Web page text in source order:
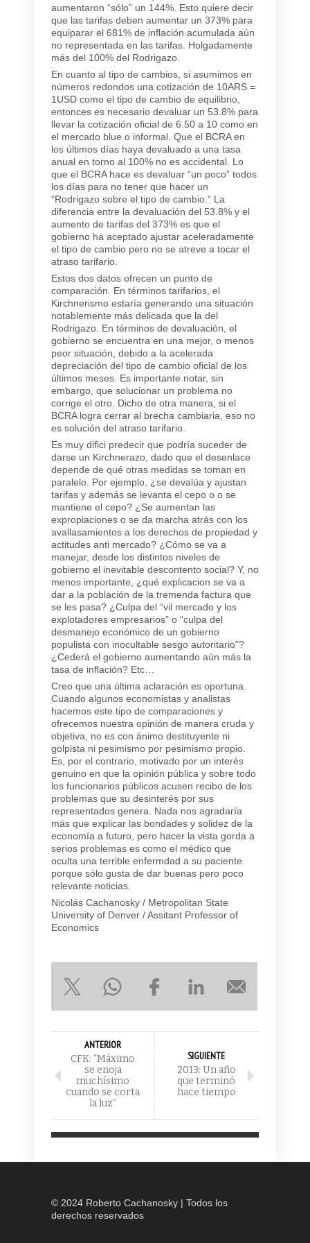
aumentaron “sólo” un 144%. Esto quiere decir
que las tarifas deben aumentar un 373% para
equiparar el 681% de inflación acumulada aún
no representada en las tarifas. Holgadamente
más del 100% del Rodrigazo.
En cuanto al tipo de cambios, si asumimos en
números redondos una cotización de 10ARS =
1USD como el tipo de cambio de equilibrio,
entonces es necesario devaluar un 53.8% para
llevar la cotización oficial de 6.50 a 10 como en
el mercado blue o informal. Que el BCRA en
los últimos días haya devaluado a una tasa
anual en torno al 100% no es accidental. Lo
que el BCRA hace es devaluar “un poco” todos
los días para no tener que hacer un
“Rodrigazo sobre el tipo de cambio.” La
diferencia entre la devaluación del 53.8% y el
aumento de tarifas del 373% es que el
gobierno ha aceptado ajustar aceleradamente
el tipo de cambio pero no se atreve a tocar el
atraso tarifario.
Estos dos datos ofrecen un punto de
comparación. En términos tarifarios, el
Kirchnerismo estaría generando una situación
notablemente más delicada que la del
Rodrigazo. En términos de devaluación, el
gobierno se encuentra en una mejor, o menos
peor situación, debido a la acelerada
depreciación del tipo de cambio oficial de los
últimos meses. Es importante notar, sin
embargo, que solucionar un problema no
corrige el otro. Dicho de otra manera, si el
BCRA logra cerrar al brecha cambiaria, eso no
es solución del atraso tarifario.
Es muy difici predecir que podría suceder de
darse un Kirchnerazo, dado que el desenlace
depende de qué otras medidas se toman en
paralelo. Por ejemplo, ¿se devalúa y ajustan
tarifas y además se levanta el cepo o o se
mantiene el cepo? ¿Se aumentan las
expropiaciones o se da marcha atrás con los
avallasamientos a los derechos de propiedad y
actitudes anti mercado? ¿Cómo se va a
manejar, desde los distintos niveles de
gobierno el inevitable descontento social? Y, no
menos importante, ¿qué explicacion se va a
dar a la población de la tremenda factura que
se les pasa? ¿Culpa del “vil mercado y los
explotadores empresarios” o “culpa del
desmanejo económico de un gobierno
populista con inocultable sesgo autoritario”?
¿Cederá el gobierno aumentando aún más la
tasa de inflación? Etc…
Creo que una última aclaración es oportuna.
Cuando algunos economistas y analistas
hacemos este tipo de comparaciones y
ofrecemos nuestra opinión de manera cruda y
objetiva, no es con ánimo destituyente ni
golpista ni pesimismo por pesimismo propio.
Es, por el contrario, motivado por un interés
genuino en que la opinión pública y sobre todo
los funcionarios públicos acusen recibo de los
problemas que su desinterés por sus
representados genera. Nada nos agradaría
más que explicar las bondades y solidez de la
economía a futuro, pero hacer la vista gorda a
serios problemas es como el médico que
oculta una terrible enfermdad a su paciente
porque sólo gusta de dar buenas pero poco
relevante noticias.
Nicolás Cachanosky / Metropolitan State
University of Denver / Assitant Professor of
Economics
ANTERIOR
CFK: “Máximo
se enoja
muchísimo
cuando se corta
la luz”
SIGUIENTE
2013: Un año
que terminó
hace tiempo
© 2024 Roberto Cachanosky | Todos los
derechos reservados